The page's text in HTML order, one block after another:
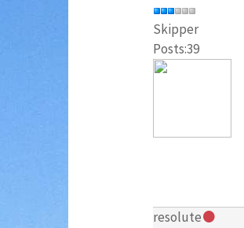
Skipper
Posts:39
resolute